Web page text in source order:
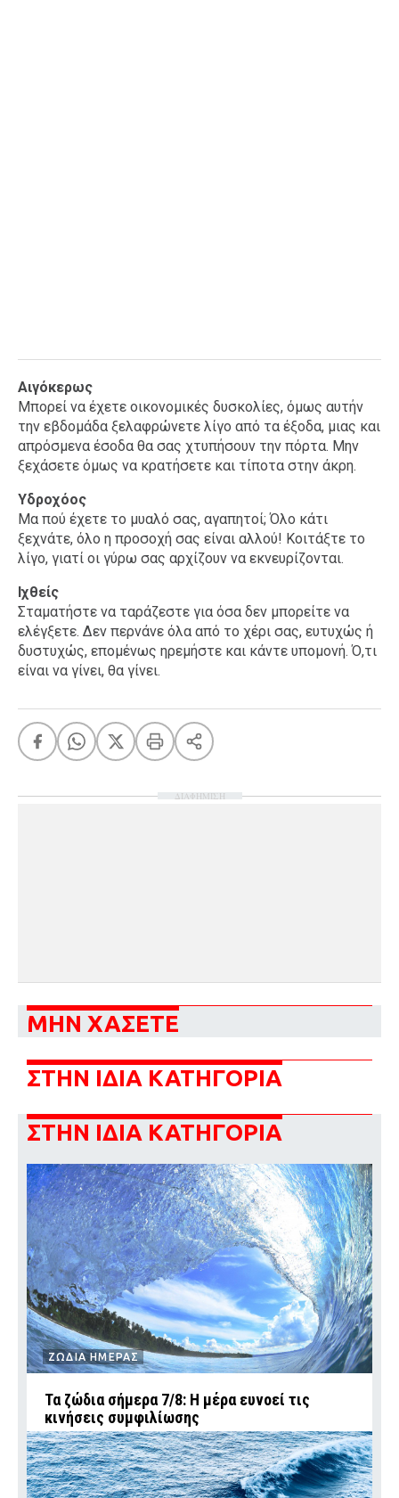
Αιγόκερως
Μπορεί να έχετε οικονομικές δυσκολίες, όμως αυτήν
την εβδομάδα ξελαφρώνετε λίγο από τα έξοδα, μιας και
απρόσμενα έσοδα θα σας χτυπήσουν την πόρτα. Μην
ξεχάσετε όμως να κρατήσετε και τίποτα στην άκρη.
Υδροχόος
Μα πού έχετε το μυαλό σας, αγαπητοί; Όλο κάτι
ξεχνάτε, όλο η προσοχή σας είναι αλλού! Κοιτάξτε το
λίγο, γιατί οι γύρω σας αρχίζουν να εκνευρίζονται.
Ιχθείς
Σταματήστε να ταράζεστε για όσα δεν μπορείτε να
ελέγξετε. Δεν περνάνε όλα από το χέρι σας, ευτυχώς ή
δυστυχώς, επομένως ηρεμήστε και κάντε υπομονή. Ό,τι
είναι να γίνει, θα γίνει.
ΔΙΑΦΗΜΙΣΗ
ΜΗΝ ΧΑΣΕΤΕ
ΣΤΗΝ ΙΔΙΑ ΚΑΤΗΓΟΡΙΑ
ΣΤΗΝ ΙΔΙΑ ΚΑΤΗΓΟΡΙΑ
ΖΩΔΙΑ ΗΜΕΡΑΣ
Τα ζώδια σήμερα 7/8: Η μέρα ευνοεί τις
κινήσεις συμφιλίωσης